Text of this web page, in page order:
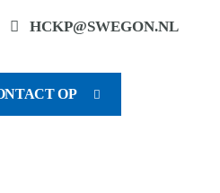
HCKP@SWEGON.NL
OP